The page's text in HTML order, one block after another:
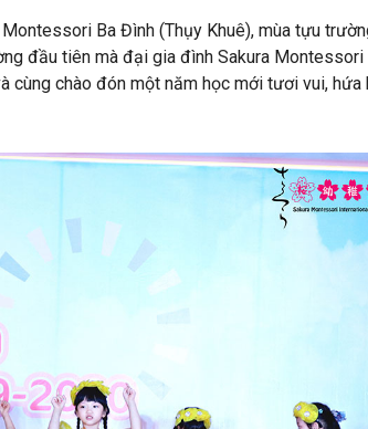
Ba Đình (Thụy Khuê), mùa tựu
đầu tiên mà đại gia đình Sakura Montessori
cùng chào đón một năm học mới tươi vui, hứa